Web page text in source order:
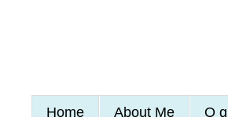
Home About Me O